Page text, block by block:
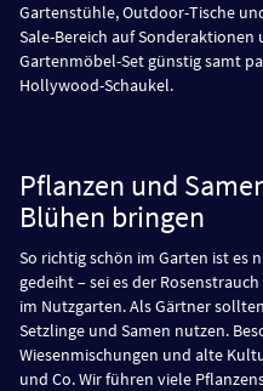
Gartenstühle, Outdoor-Tische
Sale-Bereich auf Sonderaktionen
Gartenmöbel-Set günstig samt
Hollywood-Schaukel.
Pflanzen und
Blühen bringen
So richtig schön im Garten ist es
gedeiht – sei es der
im Nutzgarten. Als Gärtner
Setzlinge und Samen nutzen.
Wiesenmischungen und alte
und Co. Wir führen viele